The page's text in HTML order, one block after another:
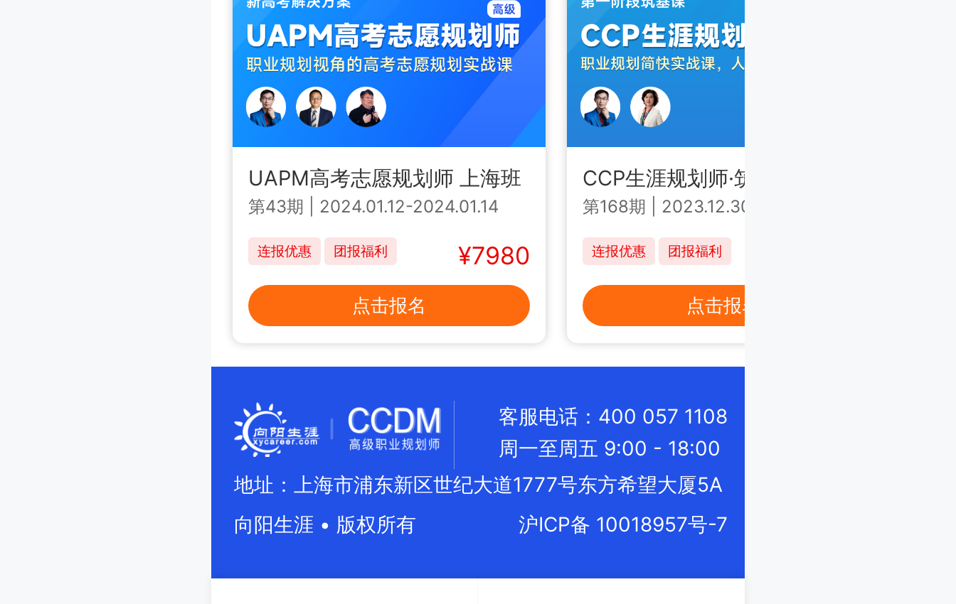
UAPM高考志愿规划师 上海班
第43期 2024.01.12-2024.01.14
连报优惠 团报福利 ¥7980
点击报名
CCP生涯规划师·筑基课中级 上海班
第168期 2023.12.30-2024.1.1
连报优惠 团报福利
点击报名
客服电话：400 057 1108
周一至周五 9:00 - 18:00
地址：上海市浦东新区世纪大道1777号东方希望大厦5A
向阳生涯 • 版权所有
沪ICP备 10018957号-7